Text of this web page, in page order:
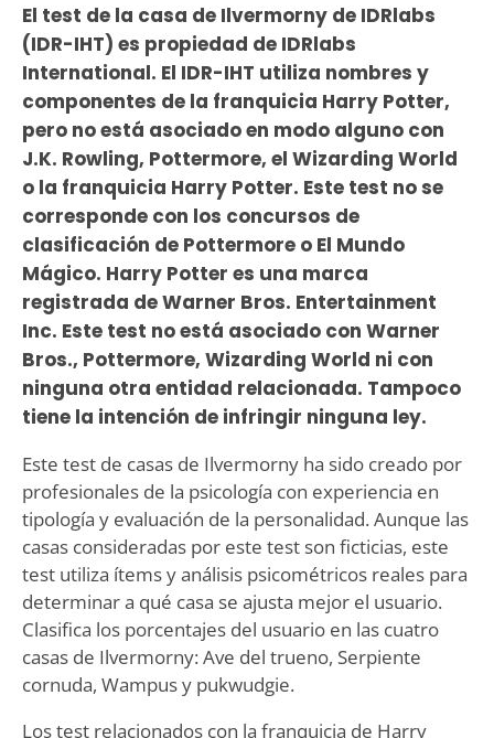
El test de la casa de Ilvermorny de IDRlabs
(IDR-IHT) es propiedad de IDRlabs
International. El IDR-IHT utiliza nombres y
componentes de la franquicia Harry Potter,
pero no está asociado en modo alguno con
J.K. Rowling, Pottermore, el Wizarding World
o la franquicia Harry Potter. Este test no se
corresponde con los concursos de
clasificación de Pottermore o El Mundo
Mágico. Harry Potter es una marca
registrada de Warner Bros. Entertainment
Inc. Este test no está asociado con Warner
Bros., Pottermore, Wizarding World ni con
ninguna otra entidad relacionada. Tampoco
tiene la intención de infringir ninguna ley.
Este test de casas de Ilvermorny ha sido creado por
profesionales de la psicología con experiencia en
tipología y evaluación de la personalidad. Aunque las
casas consideradas por este test son ficticias, este
test utiliza ítems y análisis psicométricos reales para
determinar a qué casa se ajusta mejor el usuario.
Clasifica los porcentajes del usuario en las cuatro
casas de Ilvermorny: Ave del trueno, Serpiente
cornuda, Wampus y pukwudgie.
Los test relacionados con la franquicia de Harry